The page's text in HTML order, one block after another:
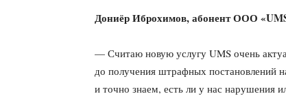
Дониёр Иброхимов, абонент ООО «
— Считаю новую услугу UMS очень
до получения штрафных постановлений
и точно знаем, есть ли у нас нарушения